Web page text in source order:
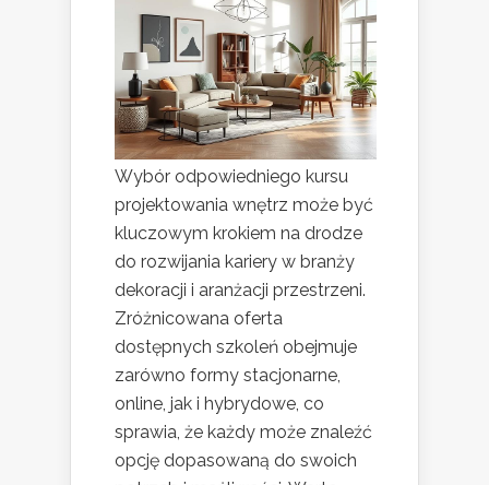
Wybór odpowiedniego kursu
projektowania wnętrz może być
kluczowym krokiem na drodze
do rozwijania kariery w branży
dekoracji i aranżacji przestrzeni.
Zróżnicowana oferta
dostępnych szkoleń obejmuje
zarówno formy stacjonarne,
online, jak i hybrydowe, co
sprawia, że każdy może znaleźć
opcję dopasowaną do swoich